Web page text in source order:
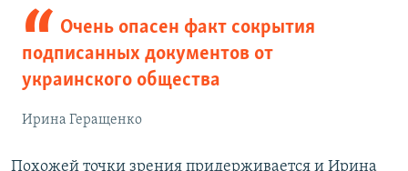
Очень опасен факт сокрытия
подписанных документов от
украинского общества
Ирина Геращенко
Похожей точки зрения придерживается и Ирина